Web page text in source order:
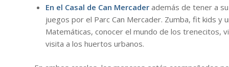
En el Casal de Can Mercader además de tener a
juegos por el Parc Can Mercader. Zumba, fit kids y
Matemáticas, conocer el mundo de los trenecitos,
visita a los huertos urbanos.